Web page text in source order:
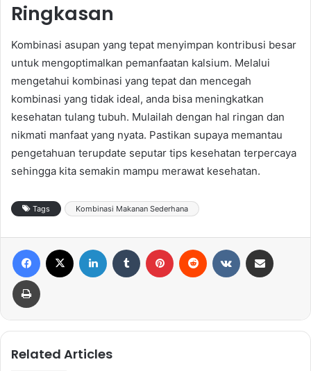
Ringkasan
Kombinasi asupan yang tepat menyimpan kontribusi besar
untuk mengoptimalkan pemanfaatan kalsium. Melalui
mengetahui kombinasi yang tepat dan mencegah
kombinasi yang tidak ideal, anda bisa meningkatkan
kesehatan tulang tubuh. Mulailah dengan hal ringan dan
nikmati manfaat yang nyata. Pastikan supaya memantau
pengetahuan terupdate seputar tips kesehatan terpercaya
sehingga kita semakin mampu merawat kesehatan.
Tags Kombinasi Makanan Sederhana
Related Articles